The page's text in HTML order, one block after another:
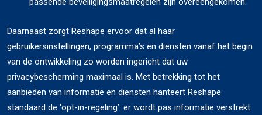
Daarnaast zorgt Reshape ervoor dat al haar
gebruikersinstellingen, programma’s en diensten vanaf het begin
van de ontwikkeling zo worden ingericht dat uw
privacybescherming maximaal is. Met betrekking tot het
aanbieden van informatie en diensten hanteert Reshape
standaard de ‘opt-in-regeling’: er wordt pas informatie verstrekt